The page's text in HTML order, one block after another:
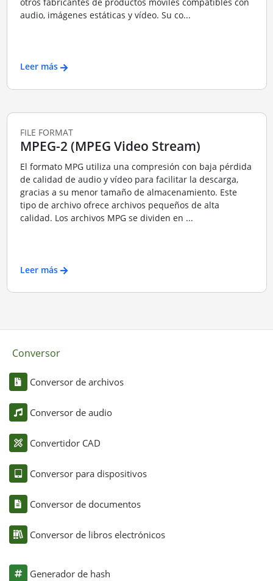
audio, imágenes estáticas y vídeo. Su co...
Leer más
FILE FORMAT
MPEG-2 (MPEG Video Stream)
El formato MPG utiliza una compresión con baja pérdida
de calidad de audio y vídeo para facilitar la descarga,
gracias a su menor tamaño de almacenamiento. Este
tipo de archivo ofrece archivos pequeños de alta
calidad. Los archivos MPG se dividen en ...
Leer más
Conversor
Conversor de archivos
Conversor de audio
Convertidor CAD
Conversor para dispositivos
Conversor de documentos
Conversor de libros electrónicos
Generador de hash